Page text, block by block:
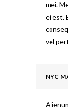
mei.
ei est.
vel
NYC